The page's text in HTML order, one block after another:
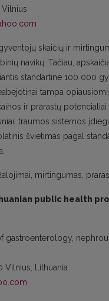
Vilnius
skaičių ir
navikų. Tačiau,
standartine 100 000
tampa
ir prarastų
traumos sistemos
švietimas pagal
mirtingumas,
public health
gastroenterology,
Vilnius, Lithuania